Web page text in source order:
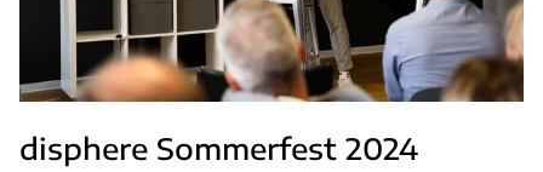
disphere Sommerfest 2024